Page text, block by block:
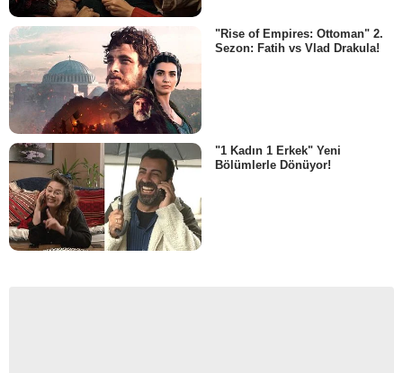
"Rise of Empires: Ottoman" 2.
Sezon: Fatih vs Vlad Drakula!
"1 Kadın 1 Erkek" Yeni
Bölümlerle Dönüyor!